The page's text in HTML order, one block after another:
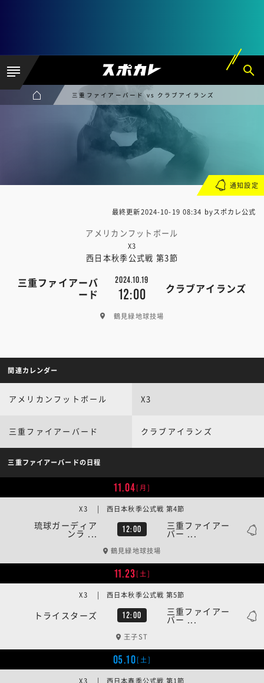
三重ファイアーバード vs クラブアイランズ
最終更新2024-10-19 08:34 byスポカレ公式
アメリカンフットボール
X3
西日本秋季公式戦 第3節
三重ファイアーバ
ード
2024.10.19
12:00 クラブアイランズ
鶴見緑地球技場
通知設定
関連カレンダー
アメリカンフットボール X3
三重ファイアーバード クラブアイランズ
三重ファイアーバードの日程
11.04[月]
琉球ガーディア
ンラ ... 12:00 三重ファイアー
バー ...
X3 | 西日本秋季公式戦 第4節
鶴見緑地球技場
11.23[土]
トライスターズ 12:00 三重ファイアー
バー ...
X3 | 西日本秋季公式戦 第5節
王子ST
05.10[土]
X3 | 西日本春季公式戦 第1節